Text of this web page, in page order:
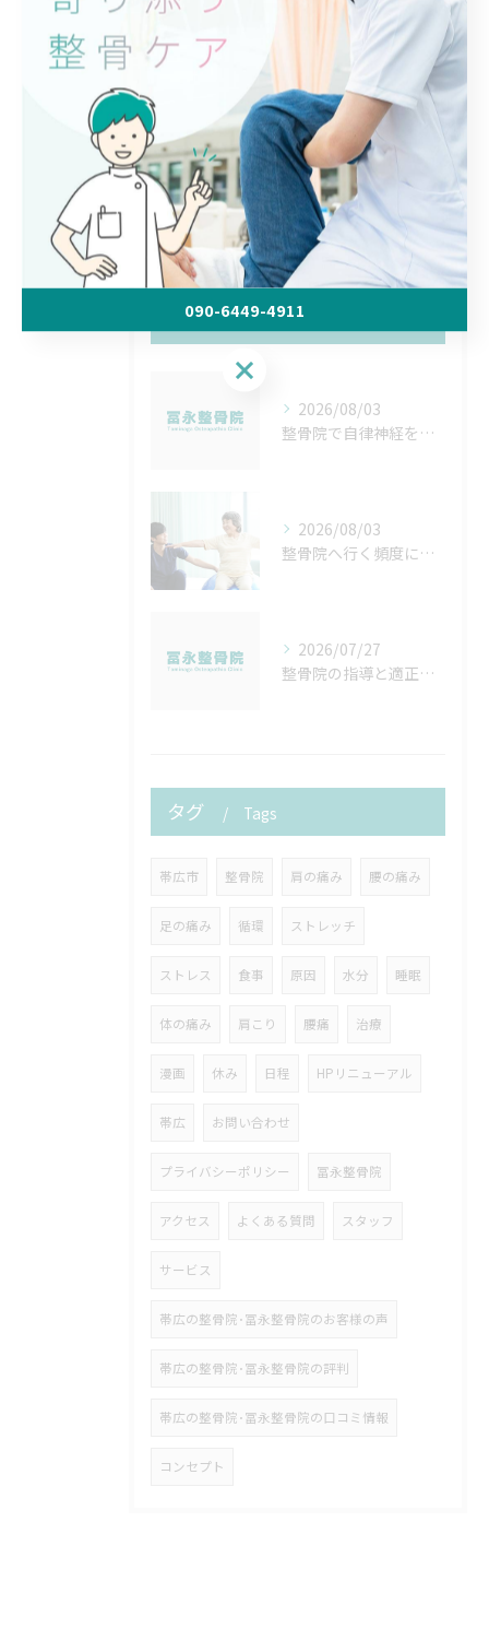
行っております。
気になる症状がある方は、お気軽にご相談ください。
< 前のページ 一覧に戻る 次のページ >
最近の投稿 Recent Posts
2026/08/03
整骨院で自律神経を整える方法と北海道帯広市松前郡松前町で安心して通院するコツ
2026/08/03
整骨院へ行く頻度について
2026/07/27
整骨院の指導と適正算定を徹底するための実践ポイントと院内マニュアル作成法
タグ Tags
帯広市 整骨院 肩の痛み 腰の痛み
足の痛み 循環 ストレッチ
ストレス 食事 原因 水分 睡眠
体の痛み 肩こり 腰痛 治療
漫画 休み 日程 HPリニューアル
帯広 お問い合わせ
プライバシーポリシー 冨永整骨院
アクセス よくある質問 スタッフ
サービス
帯広の整骨院･冨永整骨院のお客様の声
帯広の整骨院･冨永整骨院の評判
帯広の整骨院･冨永整骨院の口コミ情報
コンセプト
090-6449-4911
090-6449-4911